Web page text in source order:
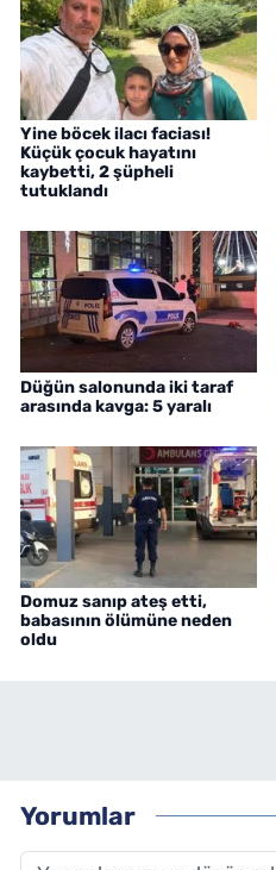
Yine böcek ilacı faciası!
Küçük çocuk hayatını
kaybetti, 2 şüpheli
tutuklandı
Düğün salonunda iki taraf
arasında kavga: 5 yaralı
Domuz sanıp ateş etti,
babasının ölümüne neden
oldu
Yorumlar